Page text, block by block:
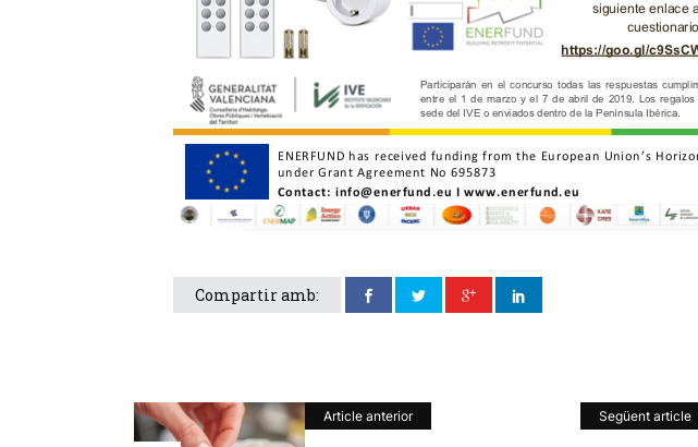
Compartir amb:
Article anterior Següent article